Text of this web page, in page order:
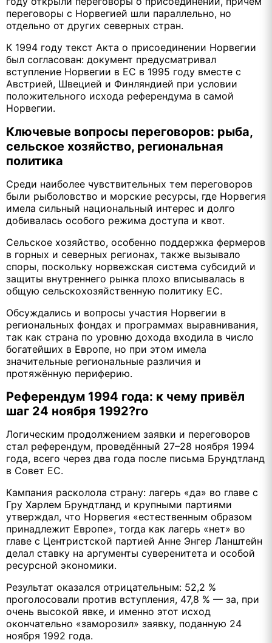
переговоры с Норвегией шли параллельно, но
отдельно от других северных стран.
К 1994 году текст Акта о присоединении Норвегии
был согласован: документ предусматривал
вступление Норвегии в ЕС в 1995 году вместе с
Австрией, Швецией и Финляндией при условии
положительного исхода референдума в самой
Норвегии.
Ключевые вопросы переговоров: рыба,
сельское хозяйство, региональная
политика
Среди наиболее чувствительных тем переговоров
были рыболовство и морские ресурсы, где Норвегия
имела сильный национальный интерес и долго
добивалась особого режима доступа и квот.
Сельское хозяйство, особенно поддержка фермеров
в горных и северных регионах, также вызывало
споры, поскольку норвежская система субсидий и
защиты внутреннего рынка плохо вписывалась в
общую сельскохозяйственную политику ЕС.
Обсуждались и вопросы участия Норвегии в
региональных фондах и программах выравнивания,
так как страна по уровню дохода входила в число
богатейших в Европе, но при этом имела
значительные региональные различия и
протяжённую периферию.
Референдум 1994 года: к чему привёл
шаг 24 ноября 1992?го
Логическим продолжением заявки и переговоров
стал референдум, проведённый 27–28 ноября 1994
года, всего через два года после письма Брундтланд
в Совет ЕС.
Кампания расколола страну: лагерь «да» во главе с
Гру Харлем Брундтланд и крупными партиями
утверждал, что Норвегия «естественным образом
принадлежит Европе», тогда как лагерь «нет» во
главе с Центристской партией Анне Энгер Ланштейн
делал ставку на аргументы суверенитета и особой
ресурсной экономики.
Результат оказался отрицательным: 52,2 %
проголосовали против вступления, 47,8 % — за, при
очень высокой явке, и именно этот исход
окончательно «заморозил» заявку, поданную 24
ноября 1992 года.